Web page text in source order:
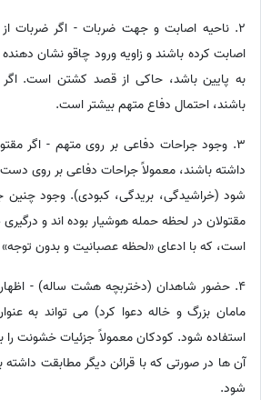
2. ناحیه اصابت و جهت ضربات - اگر ضربات
اصابت کرده باشند و زاویه ورود چاقو نشان دهنده
به پایین باشد، حاکی از قصد کشتن است.
باشند، احتمال دفاع متهم بیشتر است.
3. وجود جراحات دفاعی بر روی متهم - اگر
داشته باشند، معمولاً جراحات دفاعی بر روی
شود (خراشیدگی، بریدگی، کبودی). وجود
مقتولان در لحظه حمله هوشیار بوده اند و
است، که با ادعای «لحظه عصبانیت و بدون
4. حضور شاهدان (دختربچه هشت ساله) -
مامان بزرگ و خاله دعوا کرد) می تواند به
استفاده شود. کودکان معمولاً جزئیات خشونت را
آن ها در صورتی که با قرائن دیگر مطابقت داشته
شود.